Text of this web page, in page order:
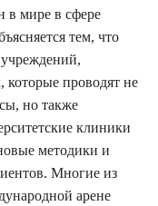
в мире в сфере
тем, что
проводят не
но также
клиники
методики и
Многие из
арене